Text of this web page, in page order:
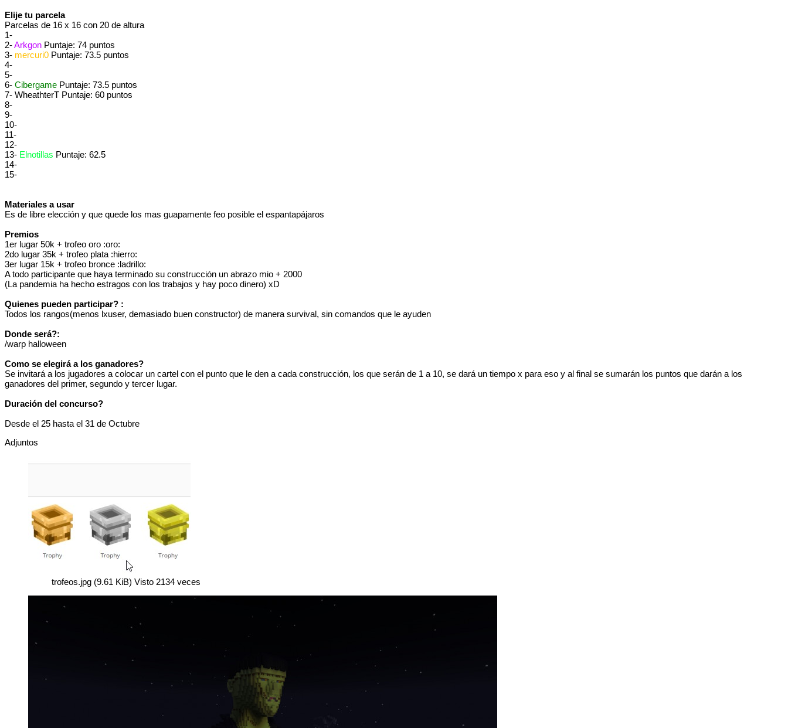
Elije tu parcela
Parcelas de 16 x 16 con 20 de altura
1-
2-Arkgon Puntaje: 74 puntos
3- mercuri0 Puntaje: 73.5 puntos
4-
5-
6- Cibergame Puntaje: 73.5 puntos
7- WheathterT Puntaje: 60 puntos
8-
9-
10-
11-
12-
13- Elnotillas Puntaje: 62.5
14-
15-
Materiales a usar
Es de libre elección y que quede los mas guapamente feo posible el espantapájaros
Premios
1er lugar 50k + trofeo oro :oro:
2do lugar 35k + trofeo plata :hierro:
3er lugar 15k + trofeo bronce :ladrillo:
A todo participante que haya terminado su construcción un abrazo mio + 2000
(La pandemia ha hecho estragos con los trabajos y hay poco dinero) xD
Quienes pueden participar? :
Todos los rangos(menos lxuser, demasiado buen constructor) de manera survival, sin comandos que le ayuden
Donde será?:
/warp halloween
Como se elegirá a los ganadores?
Se invitará a los jugadores a colocar un cartel con el punto que le den a cada construcción, los que serán de 1 a 10, se dará un tiempo x para eso y al final se sumarán los puntos que darán a los
ganadores del primer, segundo y tercer lugar.
Duración del concurso?
Desde el 25 hasta el 31 de Octubre
Adjuntos
trofeos.jpg (9.61 KiB) Visto 2134 veces